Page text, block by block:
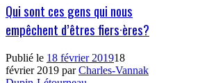
Qui sont ces gens qui nous
empêchent d’êtres fiers·ères?
Publié le 18 février 201918
février 2019 parCharles-Vannak